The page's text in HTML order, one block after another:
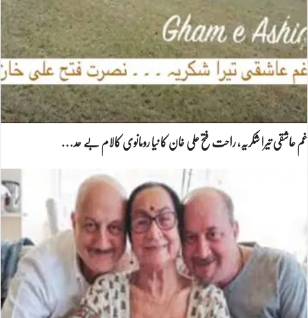
غم عاشقی تیرا شکریہ، راحت فتح علی خان کا نیا رومانوی کالام بے حد…